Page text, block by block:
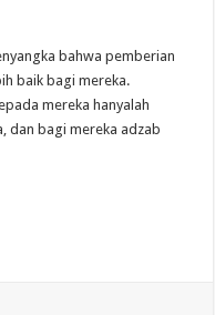
bahwa pemberian
baik bagi mereka.
mereka hanyalah
dan bagi mereka adzab